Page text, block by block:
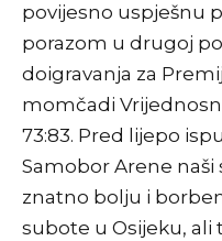
povijesno uspješnu
porazom u drugoj
doigravanja za
momčadi
73:83. Pred lijepo
Samobor Arene naši
znatno bolju i
subote u Osijeku, ali